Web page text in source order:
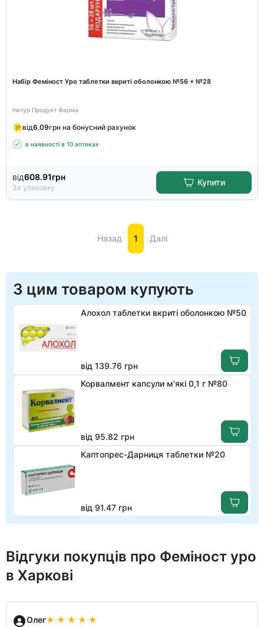
Набір Феміност Уро таблетки вкриті оболонкою №56 + №28
Натур Продукт Фарма
від6.09грн на бонусний рахунок
в наявності в 10 аптеках
від608.91грн
За упаковку
Купити
Назад 1 Далі
З цим товаром купують
Алохол таблетки вкриті оболонкою №50
від 139.76 грн
Корвалмент капсули м'які 0,1 г №80
від 95.82 грн
Каптопрес-Дарниця таблетки №20
від 91.47 грн
Відгуки покупців про Феміност уро
в Харкові
Олег